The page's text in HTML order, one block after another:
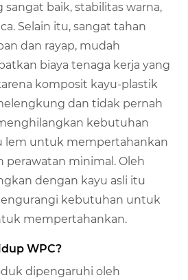
sangat baik, stabilitas warna,
Selain itu, sangat tahan
dan rayap, mudah
biaya tenaga kerja yang
komposit kayu-plastik
dan tidak pernah
kebutuhan
lem untuk mempertahankan
minimal. Oleh
dengan kayu asli itu
kebutuhan untuk
mempertahankan.
WPC?
dipengaruhi oleh